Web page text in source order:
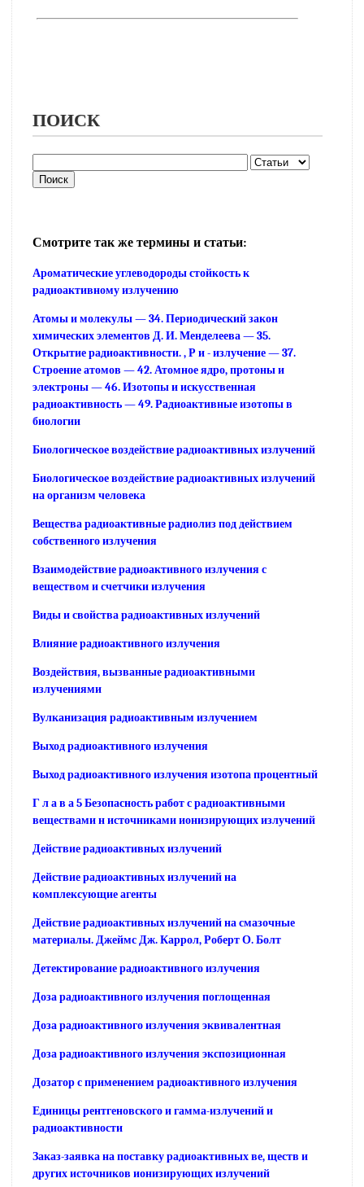
ПОИСК
Смотрите так же термины и статьи:
Ароматические углеводороды стойкость к
радиоактивному излучению
Атомы и молекулы — 34. Периодический закон
химических элементов Д. И. Менделеева — 35.
Открытие радиоактивности. , Р и - излучение — 37.
Строение атомов — 42. Атомное ядро, протоны и
электроны — 46. Изотопы и искусственная
радиоактивность — 49. Радиоактивные изотопы в
биологии
Биологическое воздействие радиоактивных излучений
Биологическое воздействие радиоактивных излучений
на организм человека
Вещества радиоактивные радиолиз под действием
собственного излучения
Взаимодействие радиоактивного излучения с
веществом и счетчики излучения
Виды и свойства радиоактивных излучений
Влияние радиоактивного излучения
Воздействия, вызванные радиоактивными
излучениями
Вулканизация радиоактивным излучением
Выход радиоактивного излучения
Выход радиоактивного излучения изотопа процентный
Г л а в а 5 Безопасность работ с радиоактивными
веществами н источниками ионизирующих излучений
Действие радиоактивных излучений
Действие радиоактивных излучений на
комплексующие агенты
Действие радиоактивных излучений на смазочные
материалы. Джеймс Дж. Каррол, Роберт О. Болт
Детектирование радиоактивного излучения
Доза радиоактивного излучения поглощенная
Доза радиоактивного излучения эквивалентная
Доза радиоактивного излучения экспозиционная
Дозатор с применением радиоактивного излучения
Единицы рентгеновского и гамма-излучений и
радиоактивности
Заказ-заявка на поставку радиоактивных ве, ществ и
других источников ионизирующих излучений